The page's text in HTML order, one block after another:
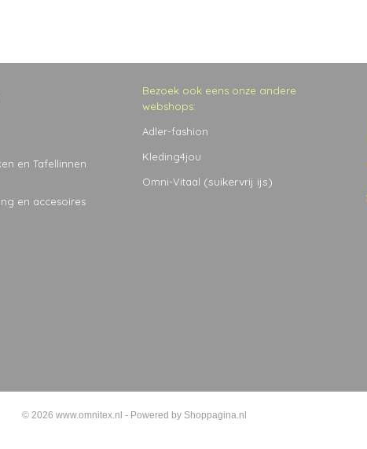
en Tafellinnen
en accesoires
Bezoek ook eens onze andere
webshops:
Adler-fashion
Kleding4jou
Omni-Vitaal (suikervrij ijs)
© 2026 www.omnitex.nl - Powered by Shoppagina.nl